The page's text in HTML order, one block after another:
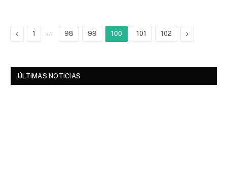
Previous
1 … 98 99 100 101 102 Next
ÚLTIMAS NOTICIAS